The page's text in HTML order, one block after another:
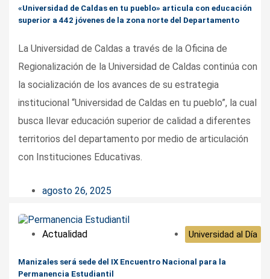
«Universidad de Caldas en tu pueblo» articula con educación
superior a 442 jóvenes de la zona norte del Departamento
La Universidad de Caldas a través de la Oficina de
Regionalización de la Universidad de Caldas continúa con
la socialización de los avances de su estrategia
institucional “Universidad de Caldas en tu pueblo”, la cual
busca llevar educación superior de calidad a diferentes
territorios del departamento por medio de articulación
con Instituciones Educativas.
agosto 26, 2025
Actualidad Universidad al Día
Manizales será sede del IX Encuentro Nacional para la
Permanencia Estudiantil